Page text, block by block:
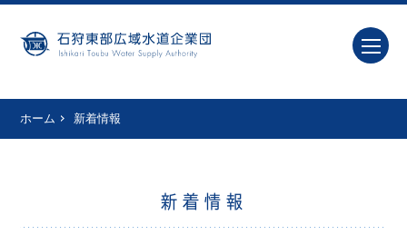
ホーム 新着情報
新着情報